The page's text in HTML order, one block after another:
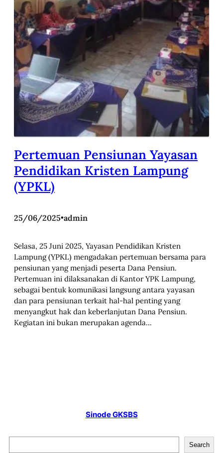
Pertemuan Pensiunan Yayasan
Pendidikan Kristen Lampung
(YPKL)
25/06/2025•admin
Selasa, 25 Juni 2025, Yayasan Pendidikan Kristen
Lampung (YPKL) mengadakan pertemuan bersama para
pensiunan yang menjadi peserta Dana Pensiun.
Pertemuan ini dilaksanakan di Kantor YPK Lampung,
sebagai bentuk komunikasi langsung antara yayasan
dan para pensiunan terkait hal-hal penting yang
menyangkut hak dan keberlanjutan Dana Pensiun.
Kegiatan ini bukan merupakan agenda…
Sinode GKSBS
Search